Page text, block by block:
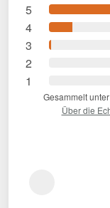
5
4
3
2
1
Gesammelt
Über die